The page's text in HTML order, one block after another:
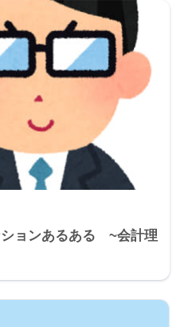
ションあるある ~会計理